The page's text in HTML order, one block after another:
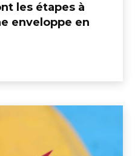
les étapes à
enveloppe en